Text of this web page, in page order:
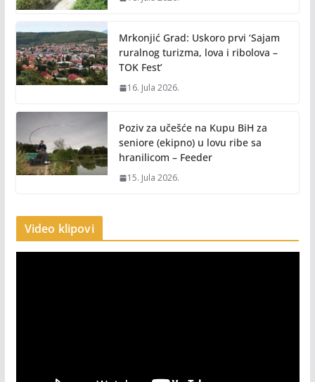
Mrkonjić Grad: Uskoro prvi ‘Sajam
ruralnog turizma, lova i ribolova –
TOK Fest’
16. Jula 2026.
Poziv za učešće na Kupu BiH za
seniore (ekipno) u lovu ribe sa
hranilicom – Feeder
15. Jula 2026.
Video klipovi